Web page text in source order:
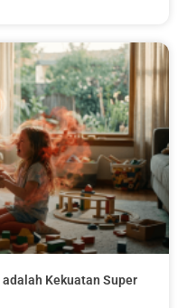
Kekuatan Super